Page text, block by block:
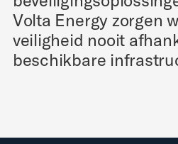
Volta Energy zorgen
veiligheid nooit
beschikbare